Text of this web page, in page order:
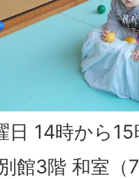
日 14時から
館3階 和室